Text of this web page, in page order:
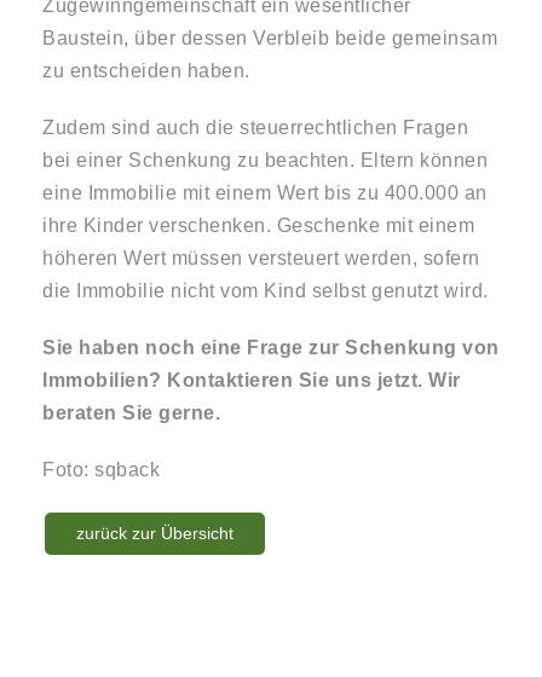
Zugewinngemeinschaft ein wesentlicher
Baustein, über dessen Verbleib beide gemeinsam
zu entscheiden haben.
Zudem sind auch die steuerrechtlichen Fragen
bei einer Schenkung zu beachten. Eltern können
eine Immobilie mit einem Wert bis zu 400.000 an
ihre Kinder verschenken. Geschenke mit einem
höheren Wert müssen versteuert werden, sofern
die Immobilie nicht vom Kind selbst genutzt wird.
Sie haben noch eine Frage zur Schenkung von
Immobilien? Kontaktieren Sie uns jetzt. Wir
beraten Sie gerne.
Foto: sqback
zurück zur Übersicht